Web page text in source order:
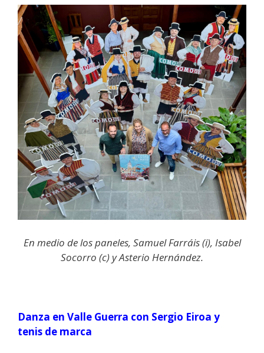
En medio de los paneles, Samuel Farráis (i), Isabel
Socorro (c) y Asterio Hernández.
Danza en Valle Guerra con Sergio Eiroa y
tenis de marca